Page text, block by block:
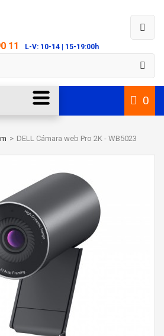
11 L-V: 10-14 | 15-19:00h
0
> DELL Cámara web Pro 2K - WB5023